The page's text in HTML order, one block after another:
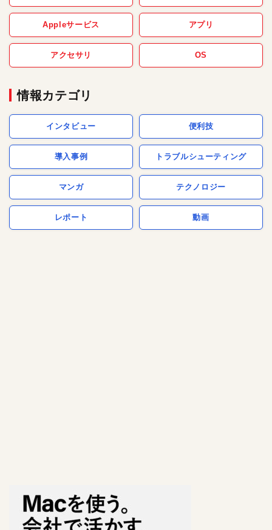
Appleサービス アプリ
アクセサリ OS
情報カテゴリ
インタビュー 便利技
導入事例 トラブルシューティング
マンガ テクノロジー
レポート 動画